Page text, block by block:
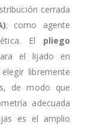
cerrada
; como agente
El pliego
el lijado en
libremente
de modo que
adecuada
es el amplio